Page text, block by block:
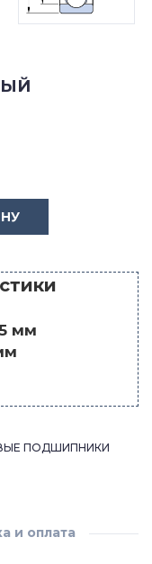
мм
ПОДШИПНИКИ
и оплата